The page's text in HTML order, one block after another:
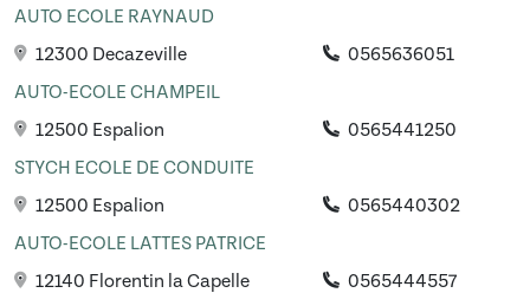
AUTO ECOLE RAYNAUD
12300 Decazeville
0565636051
AUTO-ECOLE CHAMPEIL
12500 Espalion
0565441250
STYCH ECOLE DE CONDUITE
12500 Espalion
0565440302
AUTO-ECOLE LATTES PATRICE
12140 Florentin la Capelle
0565444557